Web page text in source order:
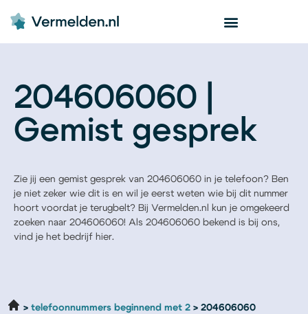
204606060 |
Gemist gesprek
Zie jij een gemist gesprek van 204606060 in je telefoon? Ben
je niet zeker wie dit is en wil je eerst weten wie bij dit nummer
hoort voordat je terugbelt? Bij Vermelden.nl kun je omgekeerd
zoeken naar 204606060! Als 204606060 bekend is bij ons,
vind je het bedrijf hier.
telefoonnummers beginnend met 2 204606060